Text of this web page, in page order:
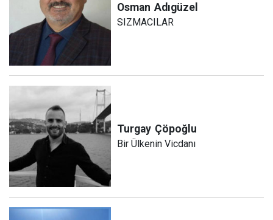
Osman Adıgüzel
SIZMACILAR
Turgay Çöpoğlu
Bir Ülkenin Vicdanı